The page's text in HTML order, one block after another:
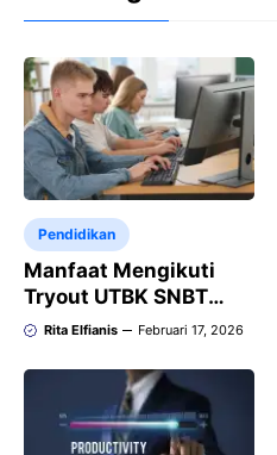
Pendidikan
Manfaat Mengikuti
Tryout UTBK SNBT
Terbaik: Meningkatkan
Rita Elfianis Februari 17, 2026